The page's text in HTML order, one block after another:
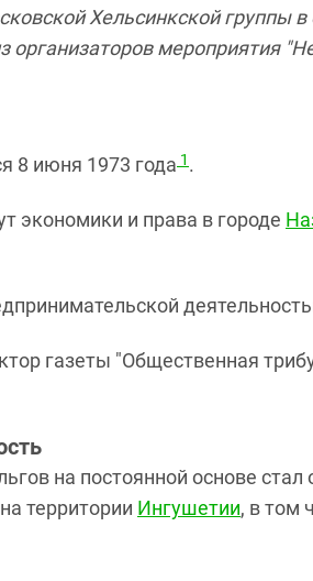
Хельсинкской группы в
организаторов мероприятия
8 июня 1973 года 1 .
экономики и права в городе
газеты "Общественная
на постоянной основе стал
территории Ингушетии, в том